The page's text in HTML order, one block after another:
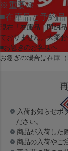
※重要※
■在庫品と予約
現在 「在庫品（即納
ておりません。大変
■お急ぎのお客様へ
お急ぎの場合は在庫
入荷お知らせボ
ださい。
商品が入荷した
商品の入荷やご